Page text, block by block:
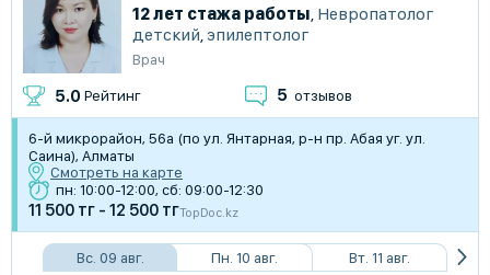
12 лет стажа работы, Невропатолог
детский, эпилептолог
Врач
5.0 Рейтинг 5 отзывов
​6-й микрорайон, 56а (по ул. Янтарная, р-н пр. Абая уг. ул.
Саина), Алматы
Смотреть на карте
пн: 10:00-12:00, сб: 09:00-12:30
11 500 тг - 12 500 тгTopDoc.kz
Вс. 09 авг. Пн. 10 авг. Вт. 11 авг.